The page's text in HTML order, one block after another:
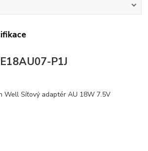
P1J
Well Síťový adaptér AU 18W 7.5V